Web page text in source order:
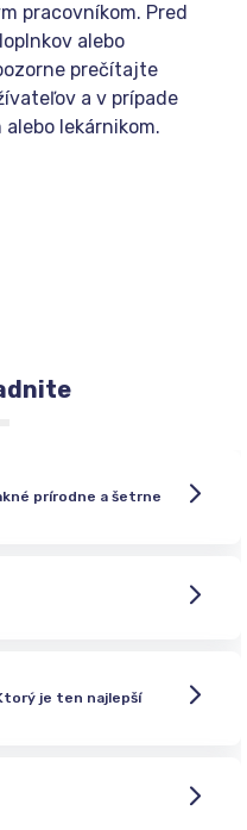
pracovníkom. Pred
alebo
prečítajte
a v prípade
lekárnikom.
prírodne a šetrne
je ten najlepší